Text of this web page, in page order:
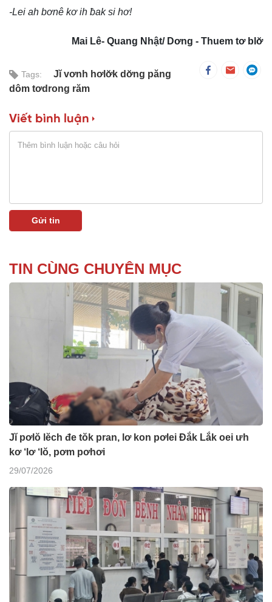
-Lei ah bơnê kơ ih ƀak si hơ!
Mai Lê- Quang Nhật/ Dơng - Thuem tơ blơ̆
Tags:
Jĭ vơnh hơlơ̆k dơ̆ng păng
dôm tơdrong răm
Viết bình luận
TIN CÙNG CHUYÊN MỤC
Jĭ pơlŏ lĕch đe tŏk pran, lơ kon pơlei Đắk Lắk oei ưh
kơ ‘lơ ‘lŏ, pơm pơhơi
29/07/2026